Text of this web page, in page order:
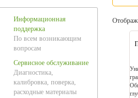
Информационная
поддержка
По всем возникающим
вопросам
Сервисное обслуживание
Диагностика,
калибровка, поверка,
расходные материалы